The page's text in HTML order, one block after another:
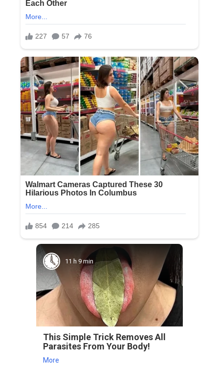
11 h 9 min
This Simple Trick Removes All
Parasites From Your Body!
More